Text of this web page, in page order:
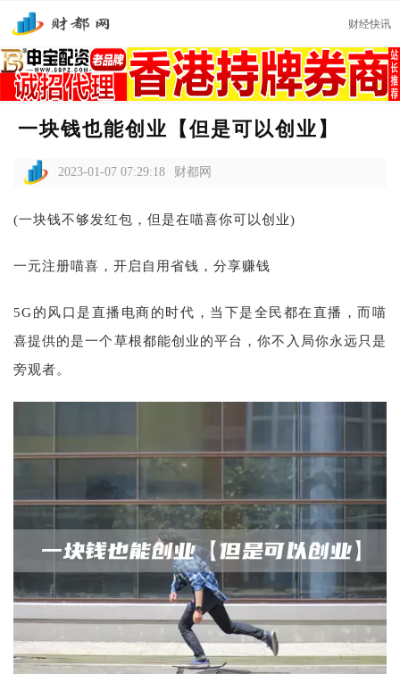
财经快讯
一块钱也能创业【但是可以创业】
2023-01-07 07:29:18 财都网
(一块钱不够发红包，但是在喵喜你可以创业)
一元注册喵喜，开启自用省钱，分享赚钱
5G的风口是直播电商的时代，当下是全民都在直播，而喵
喜提供的是一个草根都能创业的平台，你不入局你永远只是
旁观者。